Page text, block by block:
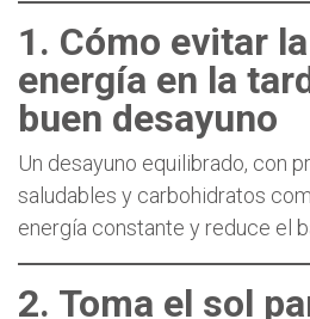
1. Cómo evitar
energía en la
buen desayuno
Un desayuno equilibrado, con
saludables y carbohidratos
energía constante y reduce el
2. Toma el sol